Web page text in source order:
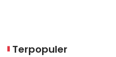
Terpopuler